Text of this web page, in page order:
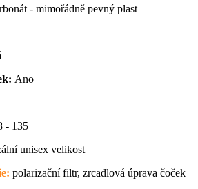
- mimořádně pevný plast
Ano
- 135
unisex velikost
polarizační filtr, zrcadlová úprava čoček